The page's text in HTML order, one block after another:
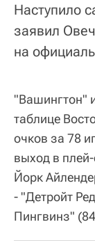
Наступило
заявил
на
"Вашингтон"
таблице
очков за 78
выход в
Йорк
- "Детройт
Пингвинз"